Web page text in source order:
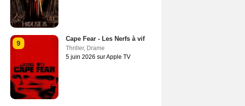
9
Cape Fear - Les Nerfs à vif
Thriller, Drame
5 juin 2026 sur Apple TV